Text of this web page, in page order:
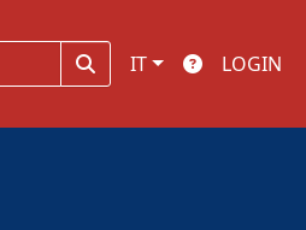
IT LOGIN